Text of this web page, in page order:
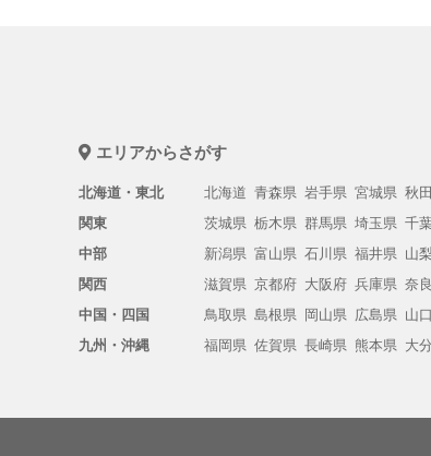
エリアからさがす
北海道・東北 北海道 青森県 岩手県 宮城県 秋
関東
茨城県 栃木県 群馬県 埼玉県 千
中部
新潟県 富山県 石川県 福井県 山
関西
滋賀県 京都府 大阪府 兵庫県 奈
中国・四国
鳥取県 島根県 岡山県 広島県 山
九州・沖縄
福岡県 佐賀県 長崎県 熊本県 大